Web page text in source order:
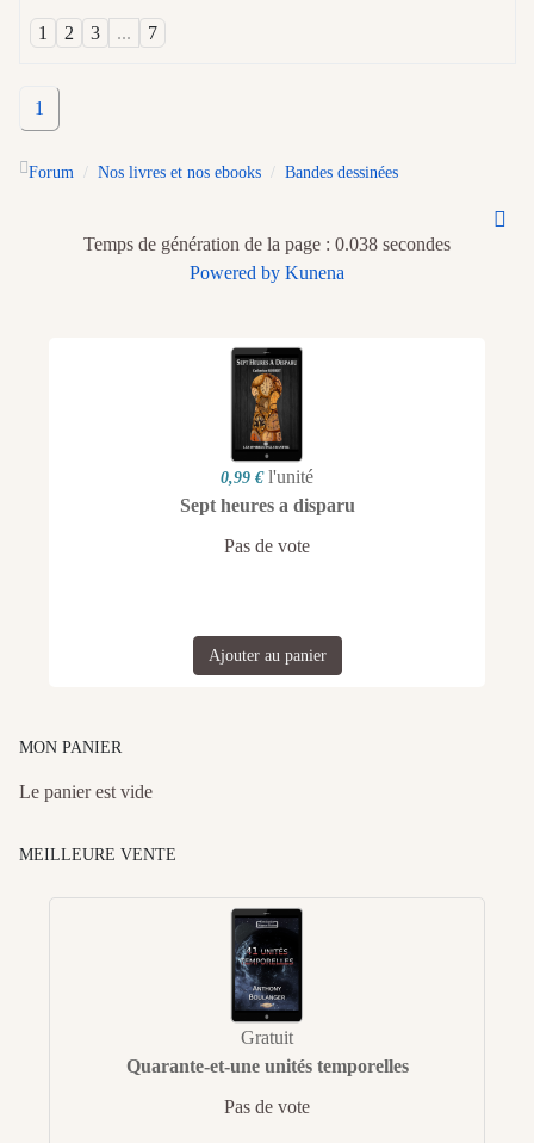
1 2 3 ... 7
1
Forum Nos livres et nos ebooks Bandes dessinées
Temps de génération de la page : 0.038 secondes
Powered by Kunena
0,99 € l'unité
Sept heures a disparu
Pas de vote
Ajouter au panier
MON PANIER
Le panier est vide
MEILLEURE VENTE
Gratuit
Quarante-et-une unités temporelles
Pas de vote